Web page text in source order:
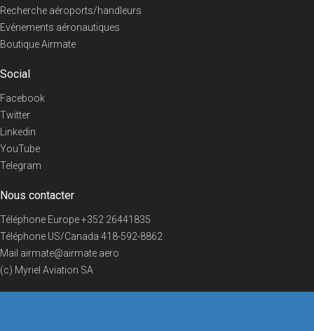
Recherche aéroports/handleurs
Evénements aéronautiques
Boutique Airmate
Social
Facebook
Twitter
Linkedin
YouTube
Telegram
Nous contacter
Téléphone Europe+352 26441835
Téléphone US/Canada 418-592-8862
Mail airmate@airmate.aero
(c) Myriel Aviation SA